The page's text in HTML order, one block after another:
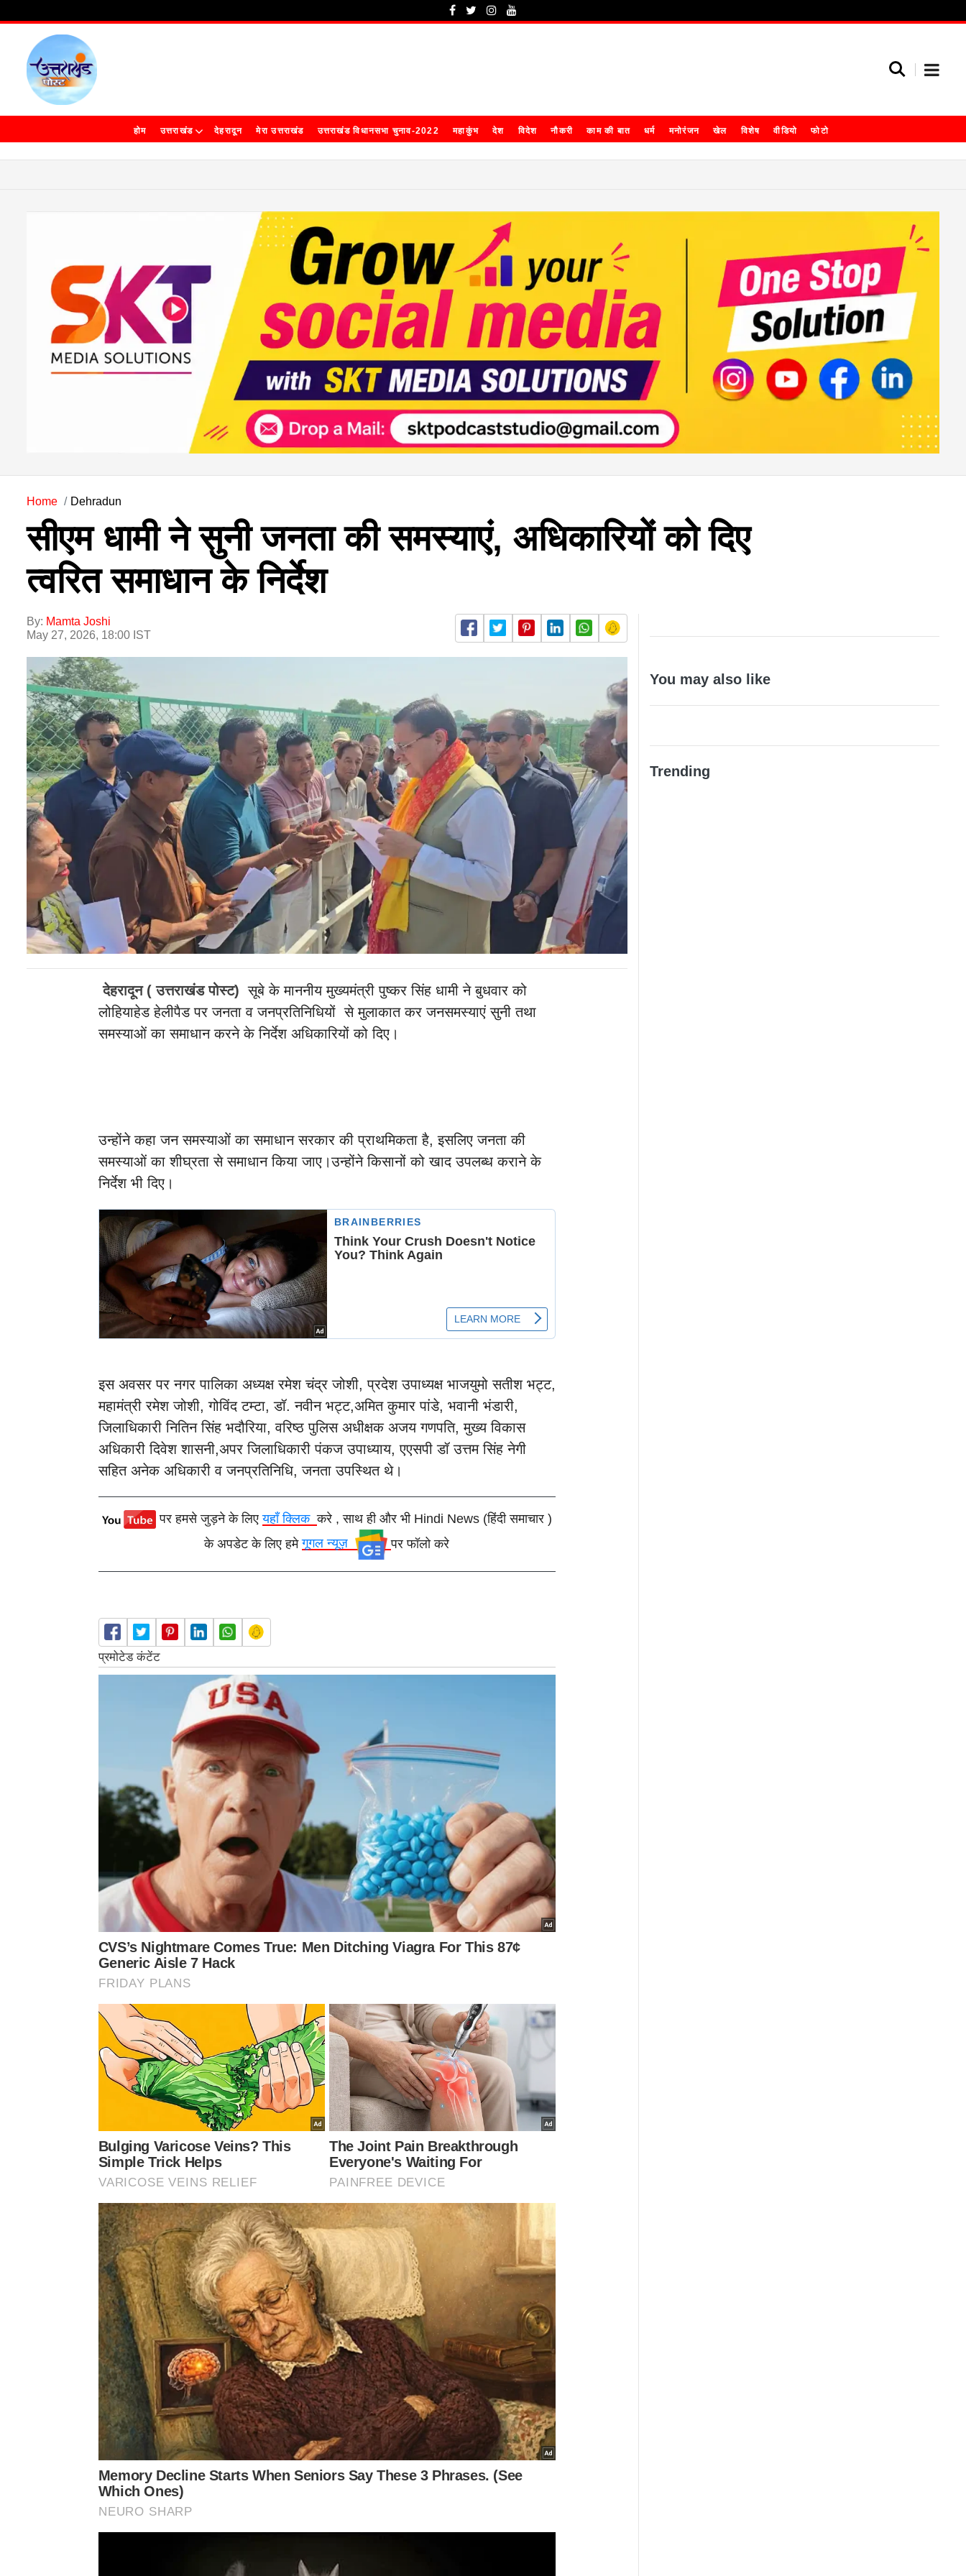
होम उत्तराखंड देहरादून मेरा उत्तराखंड उत्तराखंड विधानसभा चुनाव-2022 महाकुंभ देश विदेश नौकरी काम की बात धर्म मनोरंजन खेल विशेष वीडियो फोटो
Home Dehradun
सीएम धामी ने सुनी जनता की समस्याएं, अधिकारियों को दिए
त्वरित समाधान के निर्देश
By: Mamta Joshi
May 27, 2026, 18:00 IST
देहरादून ( उत्तराखंड पोस्ट) सूबे के माननीय मुख्यमंत्री पुष्कर सिंह धामी ने बुधवार को
लोहियाहेड हेलीपैड पर जनता व जनप्रतिनिधियों से मुलाकात कर जनसमस्याएं सुनी तथा
समस्याओं का समाधान करने के निर्देश अधिकारियों को दिए।
उन्होंने कहा जन समस्याओं का समाधान सरकार की प्राथमिकता है, इसलिए जनता की
समस्याओं का शीघ्रता से समाधान किया जाए।उन्होंने किसानों को खाद उपलब्ध कराने के
निर्देश भी दिए।
इस अवसर पर नगर पालिका अध्यक्ष रमेश चंद्र जोशी, प्रदेश उपाध्यक्ष भाजयुमो सतीश भट्ट,
महामंत्री रमेश जोशी, गोविंद टम्टा, डॉ. नवीन भट्ट,अमित कुमार पांडे, भवानी भंडारी,
जिलाधिकारी नितिन सिंह भदौरिया, वरिष्ठ पुलिस अधीक्षक अजय गणपति, मुख्य विकास
अधिकारी दिवेश शासनी,अपर जिलाधिकारी पंकज उपाध्याय, एएसपी डॉ उत्तम सिंह नेगी
सहित अनेक अधिकारी व जनप्रतिनिधि, जनता उपस्थित थे।
पर हमसे जुड़ने के लिएयहाँ क्लिककरे , साथ ही और भी Hindi News (हिंदी समाचार )
के अपडेट के लिए हमेगूगल न्यूज़ पर फॉलो करे
You may also like
Trending